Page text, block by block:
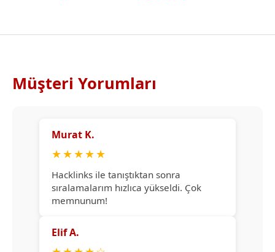
Müşteri Yorumları
Murat K.
★★★★★
Hacklinks ile tanıştıktan sonra
sıralamalarım hızlıca yükseldi. Çok
memnunum!
Elif A.